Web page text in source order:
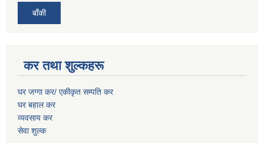
बाँकी
कर तथा शुल्कहरू
घर जग्गा कर/ एकीकृत सम्पति कर
घर बहाल कर
व्यवसाय कर
सेवा शुल्क